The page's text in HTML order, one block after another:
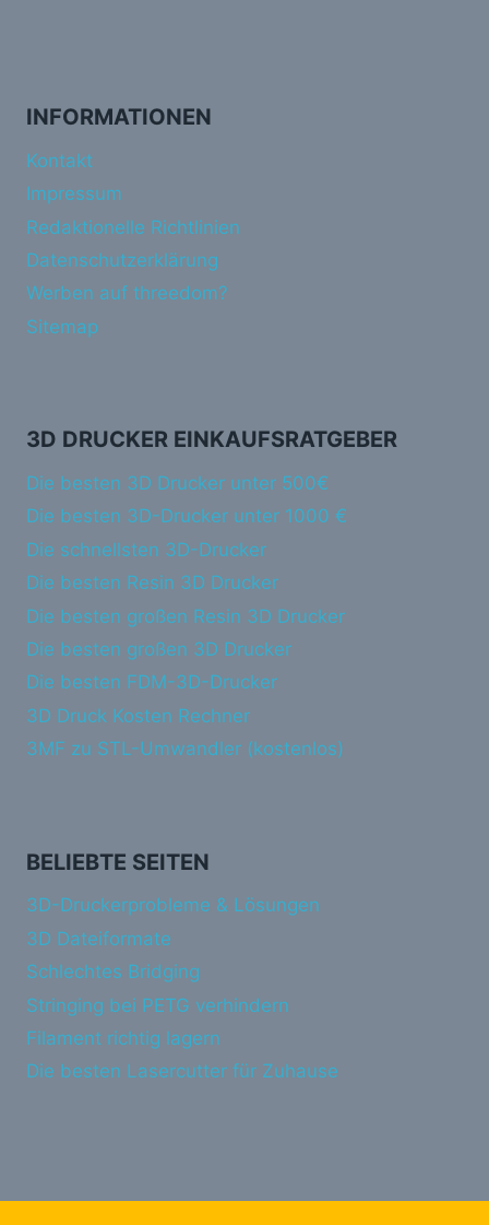
INFORMATIONEN
Kontakt
Impressum
Redaktionelle Richtlinien
Datenschutzerklärung
Werben auf threedom?
Sitemap
3D DRUCKER EINKAUFSRATGEBER
Die besten 3D Drucker unter 500€
Die besten 3D-Drucker unter 1000 €
Die schnellsten 3D-Drucker
Die besten Resin 3D Drucker
Die besten großen Resin 3D Drucker
Die besten großen 3D Drucker
Die besten FDM-3D-Drucker
3D Druck Kosten Rechner
3MF zu STL-Umwandler (kostenlos)
BELIEBTE SEITEN
3D-Druckerprobleme & Lösungen
3D Dateiformate
Schlechtes Bridging
Stringing bei PETG verhindern
Filament richtig lagern
Die besten Lasercutter für Zuhause